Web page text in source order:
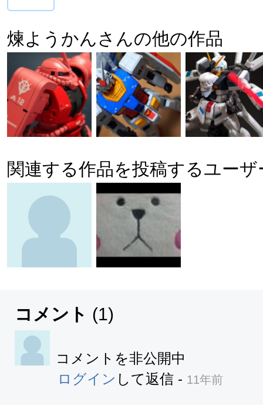
煉ようかんさんの他の作品
関連する作品を投稿するユーザ
コメント (1)
コメントを非公開中
ログイン して返信 - 11年前